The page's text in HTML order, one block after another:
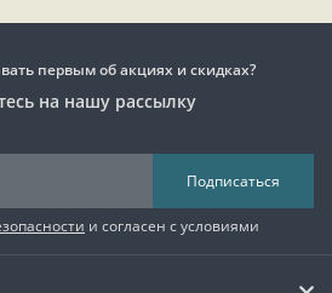
первым об акциях и скидках?
на нашу рассылку
Подписаться
и согласен с условиями